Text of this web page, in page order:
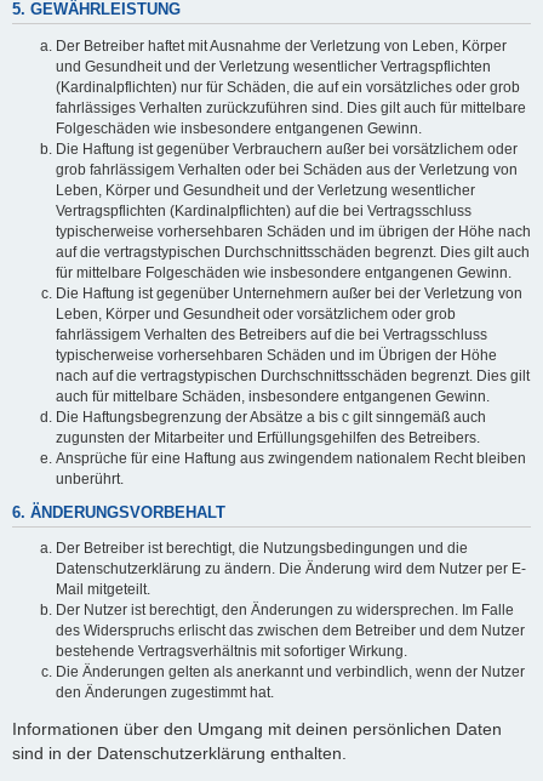
5. GEWÄHRLEISTUNG
Der Betreiber haftet mit Ausnahme der Verletzung von Leben, Körper
und Gesundheit und der Verletzung wesentlicher Vertragspflichten
(Kardinalpflichten) nur für Schäden, die auf ein vorsätzliches oder grob
fahrlässiges Verhalten zurückzuführen sind. Dies gilt auch für mittelbare
Folgeschäden wie insbesondere entgangenen Gewinn.
Die Haftung ist gegenüber Verbrauchern außer bei vorsätzlichem oder
grob fahrlässigem Verhalten oder bei Schäden aus der Verletzung von
Leben, Körper und Gesundheit und der Verletzung wesentlicher
Vertragspflichten (Kardinalpflichten) auf die bei Vertragsschluss
typischerweise vorhersehbaren Schäden und im übrigen der Höhe nach
auf die vertragstypischen Durchschnittsschäden begrenzt. Dies gilt auch
für mittelbare Folgeschäden wie insbesondere entgangenen Gewinn.
Die Haftung ist gegenüber Unternehmern außer bei der Verletzung von
Leben, Körper und Gesundheit oder vorsätzlichem oder grob
fahrlässigem Verhalten des Betreibers auf die bei Vertragsschluss
typischerweise vorhersehbaren Schäden und im Übrigen der Höhe
nach auf die vertragstypischen Durchschnittsschäden begrenzt. Dies gilt
auch für mittelbare Schäden, insbesondere entgangenen Gewinn.
Die Haftungsbegrenzung der Absätze a bis c gilt sinngemäß auch
zugunsten der Mitarbeiter und Erfüllungsgehilfen des Betreibers.
Ansprüche für eine Haftung aus zwingendem nationalem Recht bleiben
unberührt.
6. ÄNDERUNGSVORBEHALT
Der Betreiber ist berechtigt, die Nutzungsbedingungen und die
Datenschutzerklärung zu ändern. Die Änderung wird dem Nutzer per E-
Mail mitgeteilt.
Der Nutzer ist berechtigt, den Änderungen zu widersprechen. Im Falle
des Widerspruchs erlischt das zwischen dem Betreiber und dem Nutzer
bestehende Vertragsverhältnis mit sofortiger Wirkung.
Die Änderungen gelten als anerkannt und verbindlich, wenn der Nutzer
den Änderungen zugestimmt hat.
Informationen über den Umgang mit deinen persönlichen Daten
sind in der Datenschutzerklärung enthalten.